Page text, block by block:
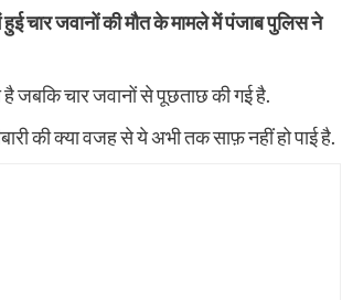
चार जवानों की मौत के मामले में पंजाब पुलिस ने
है जबकि चार जवानों से पूछताछ की गई है.
की क्या वजह से ये अभी तक साफ़ नहीं हो पाई है.